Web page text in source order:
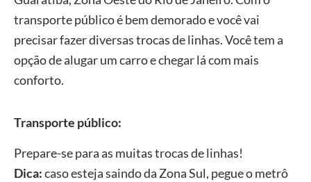
transporte público é bem demorado e você vai
precisar fazer diversas trocas de linhas. Você tem a
opção de alugar um carro e chegar lá com mais
conforto.
Transporte público:
Prepare-se para as muitas trocas de linhas!
Dica:caso esteja saindo da Zona Sul, pegue o metrô